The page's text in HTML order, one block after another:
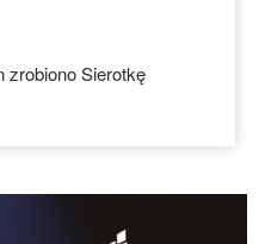
zrobiono Sierotkę